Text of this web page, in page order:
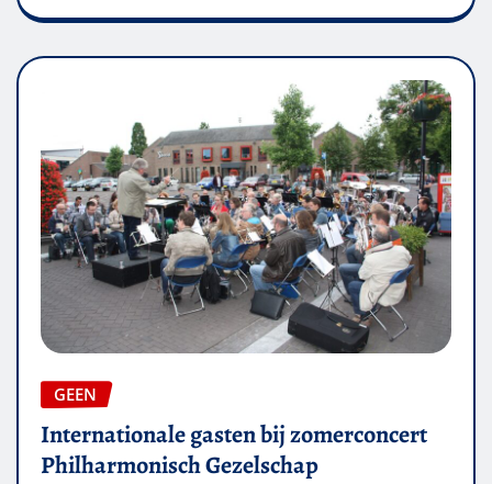
GEEN
Internationale gasten bij zomerconcert
Philharmonisch Gezelschap